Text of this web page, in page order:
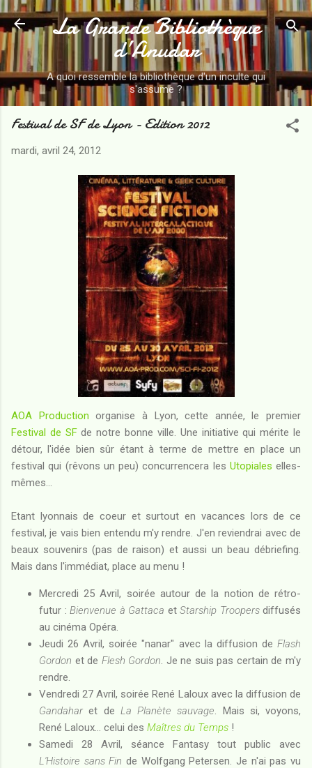
Accéder au contenu principal
La Grande Bibliothèque
d’Anudar
A quoi ressemble la bibliothèque d'un inculte qui
s'assume ?
Festival de SF de Lyon - Edition 2012
mardi, avril 24, 2012
AOA Production organise à Lyon, cette année, le premier
Festival de SFde notre bonne ville. Une initiative qui mérite le
détour, l'idée bien sûr étant à terme de mettre en place un
festival qui (rêvons un peu) concurrencera les Utopiales elles-
mêmes...
Etant lyonnais de coeur et surtout en vacances lors de ce
festival, je vais bien entendu m'y rendre. J'en reviendrai avec de
beaux souvenirs (pas de raison) et aussi un beau débriefing.
Mais dans l'immédiat, place au menu !
Mercredi 25 Avril, soirée autour de la notion de rétro-
futur : Bienvenue à Gattaca et Starship Troopersdiffusés
au cinéma Opéra.
Jeudi 26 Avril, soirée "nanar" avec la diffusion de Flash
Gordon et de Flesh Gordon. Je ne suis pas certain de m'y
rendre.
Vendredi 27 Avril, soirée René Laloux avec la diffusion de
Gandaharet de La Planète sauvage. Mais si, voyons,
René Laloux... celui des Maîtres du Temps !
Samedi 28 Avril, séance Fantasy tout public avec
L'Histoire sans Fin de Wolfgang Petersen. Je n'ai pas vu